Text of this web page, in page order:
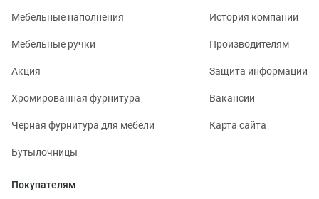
Мебельные наполнения
Мебельные ручки
Акция
Хромированная фурнитура
Черная фурнитура для мебели
Бутылочницы
История компании
Производителям
Защита информации
Вакансии
Карта сайта
Покупателям